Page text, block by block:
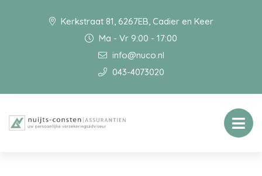
Kerkstraat 81, 6267EB, Cadier en Keer
Ma - Vr 9:00 - 17:00
info@nuco.nl
043-4073020